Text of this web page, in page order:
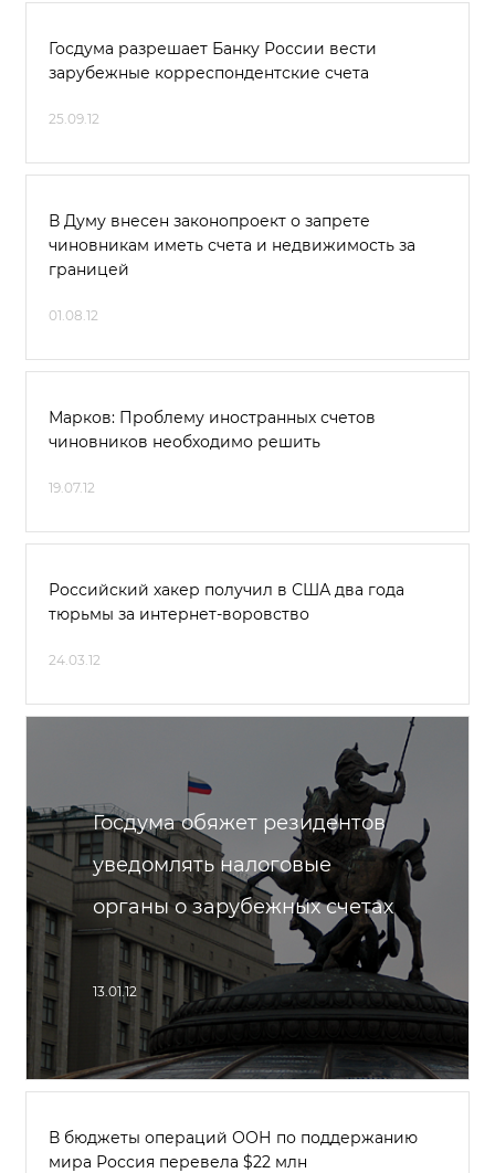
Госдума разрешает Банку России вести
зарубежные корреспондентские счета
25.09.12
В Думу внесен законопроект о запрете
чиновникам иметь счета и недвижимость за
границей
01.08.12
Марков: Проблему иностранных счетов
чиновников необходимо решить
19.07.12
Российский хакер получил в США два года
тюрьмы за интернет-воровство
24.03.12
Госдума обяжет резидентов
уведомлять налоговые
органы о зарубежных счетах
13.01.12
В бюджеты операций ООН по поддержанию
мира Россия перевела $22 млн